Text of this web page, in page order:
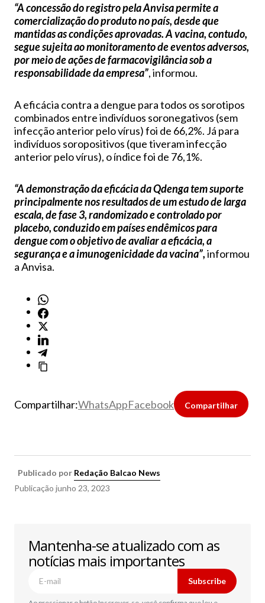
“A concessão do registro pela Anvisa permite a
comercialização do produto no país, desde que
mantidas as condições aprovadas. A vacina, contudo,
segue sujeita ao monitoramento de eventos adversos,
por meio de ações de farmacovigilância sob a
responsabilidade da empresa”, informou.
A eficácia contra a dengue para todos os sorotipos
combinados entre indivíduos soronegativos (sem
infecção anterior pelo vírus) foi de 66,2%. Já para
indivíduos soropositivos (que tiveram infecção
anterior pelo vírus), o índice foi de 76,1%.
“A demonstração da eficácia da Qdenga tem suporte
principalmente nos resultados de um estudo de larga
escala, de fase 3, randomizado e controlado por
placebo, conduzido em países endêmicos para
dengue com o objetivo de avaliar a eficácia, a
segurança e a imunogenicidade da vacina”,informou
a Anvisa.
Compartilhar:WhatsAppFacebook Compartilhar
Publicado por Redação Balcao News
Publicação junho 23, 2023
Mantenha-se atualizado com as
notícias mais importantes
Subscribe